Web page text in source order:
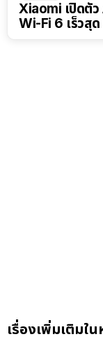
Xiaomi เปิดตัว AIoT เ
เรื่องเพิ่มเติมใ